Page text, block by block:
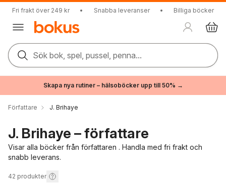
Fri frakt över 249 kr • Snabba leveranser • Billiga böcker
Sök bok, spel, pussel, penna...
Skapa nya rutiner – hälsoböcker upp till 50% →
Författare J. Brihaye
J. Brihaye – författare
Visar alla böcker från författaren . Handla med fri frakt och
snabb leverans.
42 produkter